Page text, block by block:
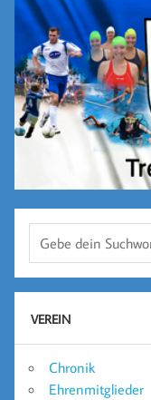
VEREIN
Chronik
Ehrenmitglieder